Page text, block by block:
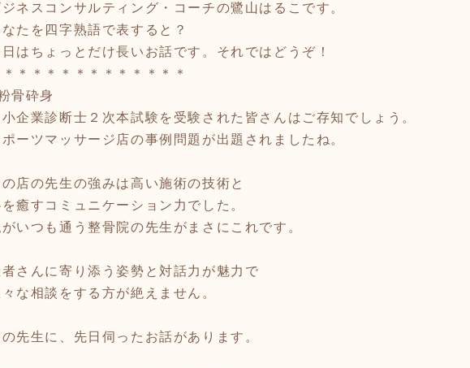
ジネスコンサルティング・コーチの鷺山はるこです。
なたを四字熟語で表すると？
はちょっとだけ長いお話です。それではどうぞ！
＊＊＊＊＊＊＊＊＊＊＊＊＊
骨砕身
小企業診断士２次本試験を受験された皆さんはご存知でしょう。
ポーツマッサージ店の事例問題が出題されましたね。
の店の先生の強みは高い施術の技術と
癒すコミュニケーション力でした。
いつも通う整骨院の先生がまさにこれです。
者さんに寄り添う姿勢と対話力が魅力で
な相談をする方が絶えません。
の先生に、先日伺ったお話があります。